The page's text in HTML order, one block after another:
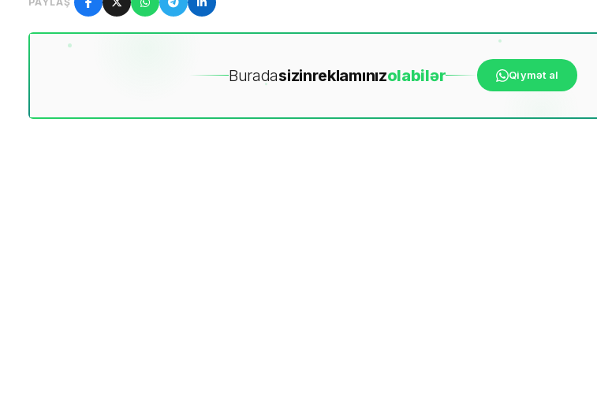
Buradasizinreklamınızolabilər Qiymət al